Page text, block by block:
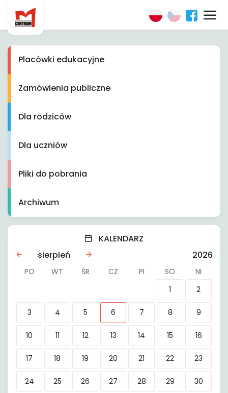
Placówki edukacyjne
Zamówienia publiczne
Dla rodziców
Dla uczniów
Pliki do pobrania
Archiwum
KALENDARZ
sierpień
2026
PO WT ŚR CZ PI SO
NI
1
2
3 4 5 6 7 8 9
10 11 12 13 14 15 16
17 18 19 20 21 22 23
24 25 26 27 28 29 30